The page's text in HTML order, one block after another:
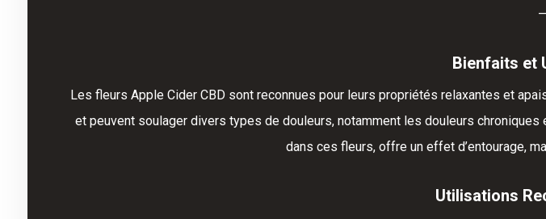
—
Bienfaits et
Les fleurs Apple Cider CBD sont reconnues pour leurs propriétés relaxantes et
et peuvent soulager divers types de douleurs, notamment les douleurs
dans ces fleurs, offre un effet d’entourage,
Utilisations